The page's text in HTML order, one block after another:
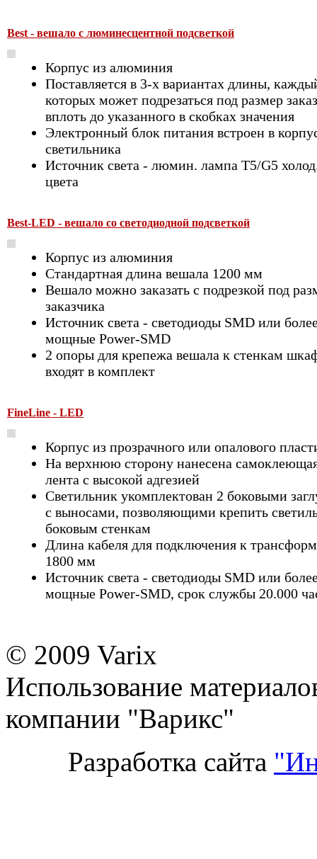
Best - вешало с люминесцентной подсветкой
Корпус из алюминия
Поставляется в 3-х вариантах длины,
которых может подрезаться под размер
вплоть до указанного в скобках значения
Электронный блок питания встроен в
светильника
Источник света - люмин. лампа T5/G5
цвета
Best-LED - вешало со светодиодной подсветкой
Корпус из алюминия
Стандартная длина вешала 1200 мм
Вешало можно заказать с подрезкой под
заказчика
Источник света - светодиоды SMD или
мощные Power-SMD
2 опоры для крепежа вешала к стенкам
входят в комплект
FineLine - LED
Корпус из прозрачного или опалового
На верхнюю сторону нанесена
лента с высокой адгезией
Светильник укомплектован 2 боковыми
с выносами, позволяющими крепить
боковым стенкам
Длина кабеля для подключения к
1800 мм
Источник света - светодиоды SMD или
мощные Power-SMD, срок службы 20.000
© 2009 Varix
Использование
компании "Варикс"
Разработка сайта